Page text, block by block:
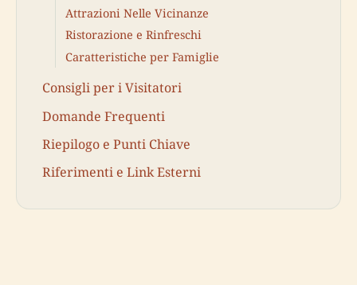
Attrazioni Nelle Vicinanze
Ristorazione e Rinfreschi
Caratteristiche per Famiglie
Consigli per i Visitatori
Domande Frequenti
Riepilogo e Punti Chiave
Riferimenti e Link Esterni